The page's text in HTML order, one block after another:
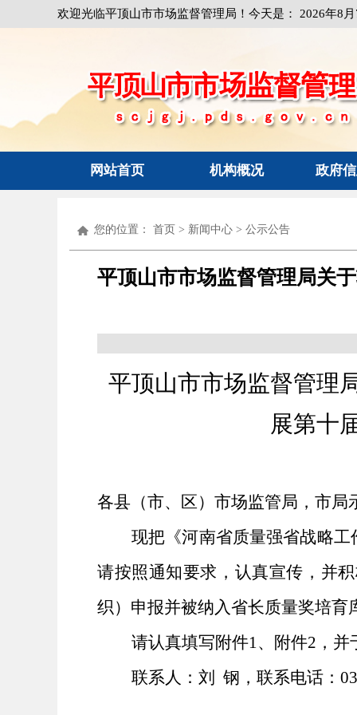
欢迎光临平顶山市市场监督管理局！今天是： 2026年8
网站首页 机构概况 政府
您的位置： 首页 > 新闻中心 > 公示公告
平顶山市市场监督管理局关
平顶山市市场监督管理
展第十
各县（市、区）市场监管局，市局
现把《河南省质量强省战略
请按照通知要求，认真宣传，并
织）申报并被纳入省长质量奖培育
请认真填写附件1、附件2，并
联系人：刘
钢，联系电话：